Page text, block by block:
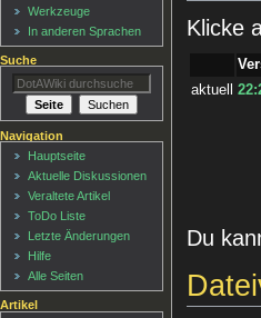
Klicke
aktuell
Du
Werkzeuge
In anderen Sprachen
Suche
Navigation
Hauptseite
Aktuelle Diskussionen
Veraltete Artikel
ToDo Liste
Letzte Änderungen
Hilfe
Alle Seiten
Artikel